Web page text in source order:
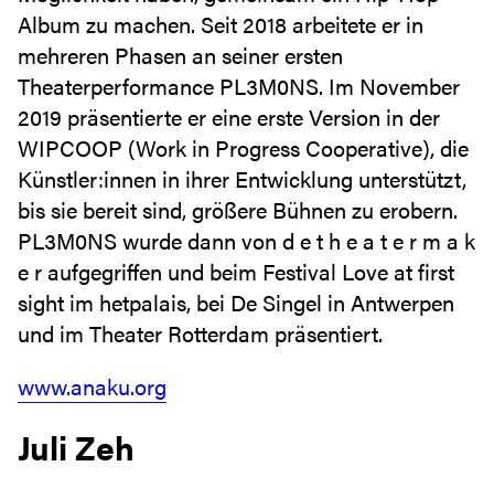
Album zu machen. Seit 2018 arbeitete er in
mehreren Phasen an seiner ersten
Theaterperformance PL3M0NS. Im November
2019 präsentierte er eine erste Version in der
WIPCOOP (Work in Progress Cooperative), die
Künstler:innen in ihrer Entwicklung unterstützt,
bis sie bereit sind, größere Bühnen zu erobern.
PL3M0NS wurde dann von d e t h e a t e r m a k
e r aufgegriffen und beim Festival Love at first
sight im hetpalais, bei De Singel in Antwerpen
und im Theater Rotterdam präsentiert.
www.anaku.org
Juli Zeh